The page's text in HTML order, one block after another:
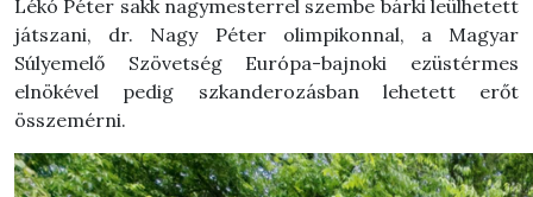
Lékó Péter sakk nagymesterrel szembe bárki leülhetett
játszani, dr. Nagy Péter olimpikonnal, a Magyar
Súlyemelő Szövetség Európa-bajnoki ezüstérmes
elnökével pedig szkanderozásban lehetett erőt
összemérni.